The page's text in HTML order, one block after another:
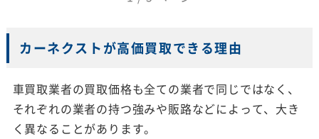
カーネクストが高価買取できる理由
車買取業者の買取価格も全ての業者で同じではなく、
それぞれの業者の持つ強みや販路などによって、大き
く異なることがあります。